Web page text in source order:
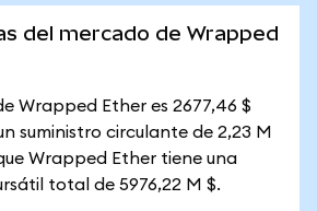
del mercado de Wrapped
Wrapped Ether es 2677,46 $
suministro circulante de 2,23 M
Wrapped Ether tiene una
total de 5976,22 M $.